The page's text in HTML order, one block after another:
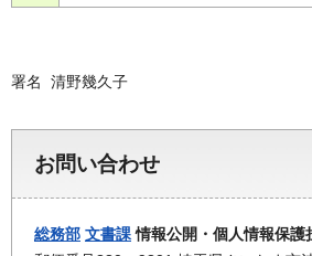
署名 清野幾久子
お問い合わせ
総務部 文書課情報公開・個人情報保護